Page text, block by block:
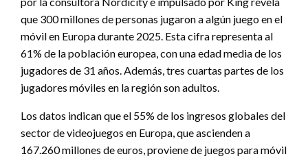
que 300 millones de personas jugaron a algún juego en el
móvil en Europa durante 2025. Esta cifra representa al
61% de la población europea, con una edad media de los
jugadores de 31 años. Además, tres cuartas partes de los
jugadores móviles en la región son adultos.
Los datos indican que el 55% de los ingresos globales del
sector de videojuegos en Europa, que ascienden a
167.260 millones de euros, proviene de juegos para móvil